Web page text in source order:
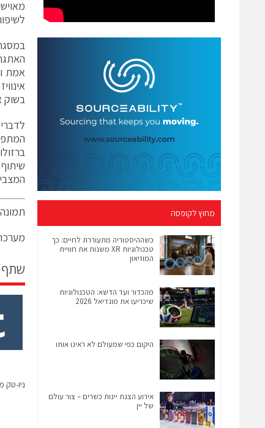
בשוק
שתף
ניו-טק מגזין | יוני
מחוץ לקופסה
כשההיסטוריה מתעוררת לחיים: כך
טכנולוגיות XR משנות את חוויית
המוזיאון
מהכדור ועד הדשא: הטכנולוגיות
שיכריעו את מונדיאל 2026
היקום כפי שמעולם לא ראינו אותו
אירוע הצגת יינות כשרים – צור עולם
של יין